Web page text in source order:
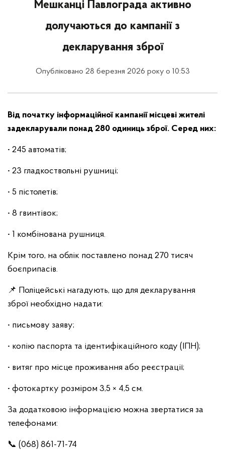
Мешканці Павлограда активно
долучаються до кампанії з
декларування зброї
Опубліковано 28 березня 2026 року о 10:53
Від початку інформаційної кампанії місцеві жителі
задекларували понад 280 одиниць зброї. Серед них:
• 245 автоматів;
• 23 гладкоствольні рушниці;
• 5 пістолетів;
• 8 гвинтівок;
• 1 комбінована рушниця.
Крім того, на облік поставлено понад 270 тисяч
боєприпасів.
📌 Поліцейські нагадують, що для декларування
зброї необхідно надати:
• письмову заяву;
• копію паспорта та ідентифікаційного коду (ІПН);
• витяг про місце проживання або реєстрації;
• фотокартку розміром 3,5 × 4,5 см.
За додатковою інформацією можна звертатися за
телефонами:
📞 (068) 861-71-74